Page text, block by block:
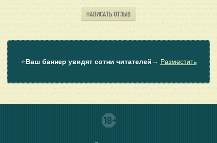
НАПИСАТЬ ОТЗЫВ
⭐Ваш баннер увидят сотни читателей → Разместить